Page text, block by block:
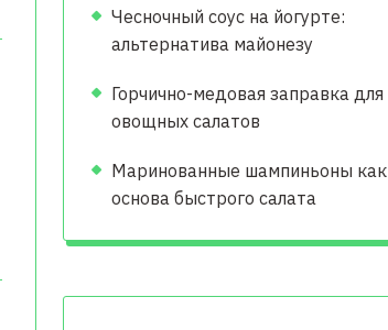
Чесночный соус на йогурте:
альтернатива майонезу
Горчично-медовая заправка для
овощных салатов
Маринованные шампиньоны как
основа быстрого салата